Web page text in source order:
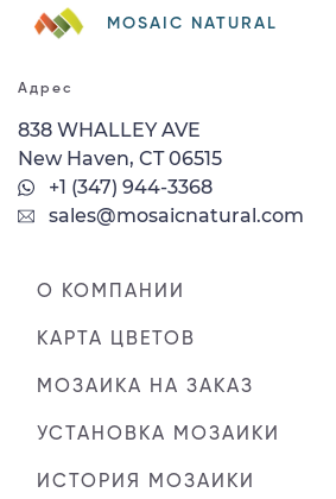
MOSAIC NATURAL
Адрес
838 WHALLEY AVE
New Haven, CT 06515
+1 (347) 944-3368
sales@mosaicnatural.com
О КОМПАНИИ
КАРТА ЦВЕТОВ
МОЗАИКА НА ЗАКАЗ
УСТАНОВКА МОЗАИКИ
ИСТОРИЯ МОЗАИКИ